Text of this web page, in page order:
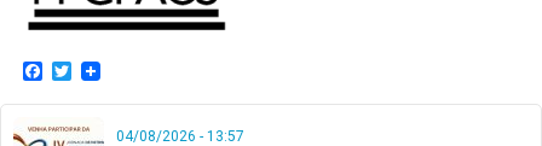
Facebook
Twitter
04/08/2026 - 13:57